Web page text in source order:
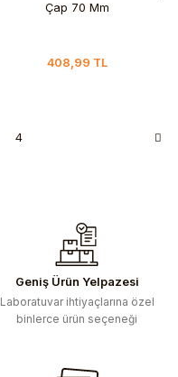
Çap 70 Mm
408,99 TL
4
Geniş Ürün Yelpazesi
Laboratuvar ihtiyaçlarına özel
binlerce ürün seçeneği